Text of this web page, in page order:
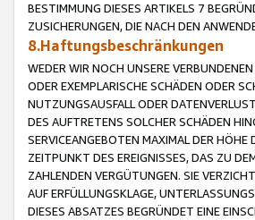
BESTIMMUNG DIESES ARTIKELS 7
ZUSICHERUNGEN, DIE NACH DEN
8.Haftungsbeschränkungen
WEDER WIR NOCH UNSERE
ODER EXEMPLARISCHE SCHÄDEN ODER
NUTZUNGSAUSFALL ODER
DES AUFTRETENS SOLCHER SCHÄDEN
SERVICEANGEBOTEN MAXIMAL DER
ZEITPUNKT DES EREIGNISSES, DAS ZU
ZAHLENDEN VERGÜTUNGEN. SIE
AUF ERFÜLLUNGSKLAGE,
DIESES ABSATZES BEGRÜNDET EINE